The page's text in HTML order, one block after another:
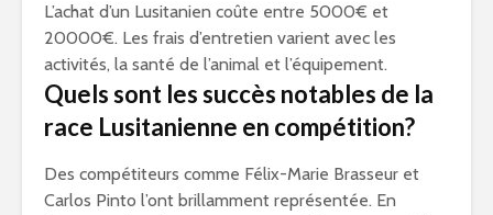
L’achat d’un Lusitanien coûte entre 5000€ et
20000€. Les frais d’entretien varient avec les
activités, la santé de l’animal et l’équipement.
Quels sont les succès notables de la
race Lusitanienne en compétition?
Des compétiteurs comme Félix-Marie Brasseur et
Carlos Pinto l’ont brillamment représentée. En